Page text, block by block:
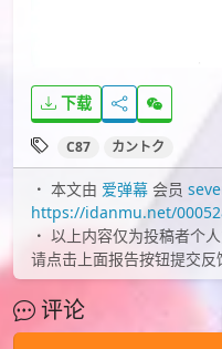
下载
C87 カントク
本文由 爱弹幕 会员
https://idanmu.net/
以上内容仅为投稿者个
请点击上面报告按钮提交反
评论